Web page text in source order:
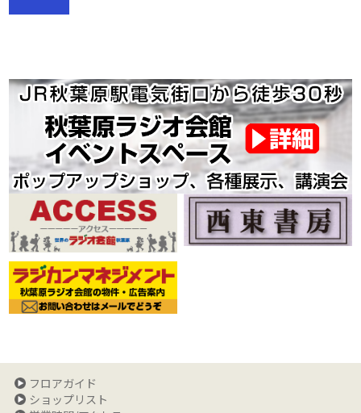
フロアガイド
ショップリスト